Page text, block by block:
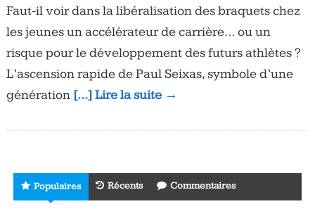
Faut-il voir dans la libéralisation des braquets chez
les jeunes un accélérateur de carrière… ou un
risque pour le développement des futurs athlètes ?
L’ascension rapide de Paul Seixas, symbole d’une
génération […] Lire la suite →
Populaires Récents Commentaires